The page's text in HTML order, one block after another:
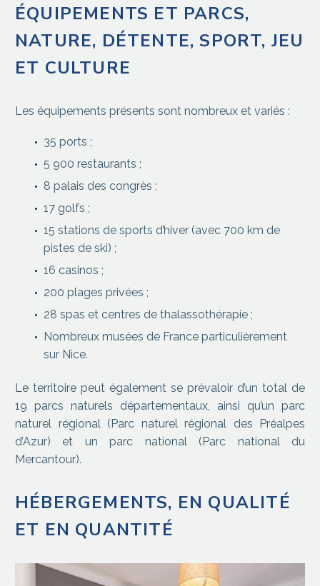
ÉQUIPEMENTS ET PARCS,
NATURE, DÉTENTE, SPORT, JEU
ET CULTURE
Les équipements présents sont nombreux et variés :
35 ports ;
5 900 restaurants ;
8 palais des congrès ;
17 golfs ;
15 stations de sports d’hiver (avec 700 km de
pistes de ski) ;
16 casinos ;
200 plages privées ;
28 spas et centres de thalassothérapie ;
Nombreux musées de France particulièrement
sur Nice.
Le territoire peut également se prévaloir d’un total de
19 parcs naturels départementaux, ainsi qu’un parc
naturel régional (Parc naturel régional des Préalpes
d’Azur) et un parc national (Parc national du
Mercantour).
HÉBERGEMENTS, EN QUALITÉ
ET EN QUANTITÉ